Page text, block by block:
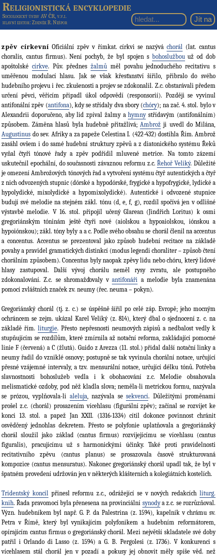
Religionistická encyklopedie
Sociologický ústav AV ČR, v.v.i.
hlavní editor: Zdeněk R. Nešpor
zpěv církevní Oficiální zpěv v římkat. církvi se nazýváchorál (lat. cantus
choralis, cantus firmus). Není pochyb, že byl spojen s bohoslužbouuž od dob
apoštolské církve. Pův. přednesžalmů měl povahu jednoduchého recitativu s
uměřenou modulací hlasu. Jak se však křesťanství šířilo, přibralo do svého
hudebního projevu i řec. zkušenosti a projev se zdokonalil. Z.c. obstarávali předem
určení pěvci, věřícím připadl úkol odpovědí (responsorií). Později se vyvinul
antifonální zpěv (antifona), kdy se střídaly dva sbory (chóry); na zač. 4. stol. bylo v
Alexandrii doporučeno, aby lid zpíval žalmy ahymnystřídavým (antifonálním)
způsobem. Záměna hlasů byla hudebně přitažlivá;Ambrož ji uvedl do Milána,
Augustinus do sev. Afriky a za papeže Celestina I. (422-432) dostihla Řím. Ambrož
zasáhl ovšem i do samé hudební struktury zpěvů a z diatonického systému Řeků
vyňal čtyři tónové řady a zpěv podřídil mluvené metrice. Na tomto zázemí
uskutečnil epochální, do současnosti závaznou reformu z.c.Řehoř Veliký. Důležité
je omezení Ambrožových tónových řad a vytvoření systému čtyř autentických a čtyř
z nich odvozených stupnic (dórské a hypodórské, frygické a hypofrygické, lydické a
hypolydické, mixolydické a hypomixolydické). Autentické i odvozené stupnice
budují své melodie na stejném zákl. tónu (d, e, f, g), rozdíl spočívá jen v odlišné
výstavbě melodie. V 16. stol. připojil učený Glarean (Jindřich Loritus) k osmi
gregoriánským tóninám ještě čtyři nové (aiolskou a hypoaiolskou, iónskou a
hypoiónskou); zákl. tóny byly a a c. Podle svého obsahu se chorál členil na accentus
a concentus. Accentus se prezentoval jako způsob hudební recitace na základě
povahy a pravidel gramatických distinkcí (modus legendi choraliter – způsob čtení
chorálním způsobem). Concentus byly naopak zpěvy lidu nebo chóru, který lidové
hlasy zastupoval. Další vývoj chorálu neměl rysy zvratu, ale postupného
zdokonalování. Z.c. se shromažďovaly vantifonáři a melodie byla znamenána
pomocí zvláštních značek zv. neumy (řec. neuma – pokyn).
Gregoriánský chorál (tj. z. c.) se úspěšně šířil po celé záp. Evropě; jeho mocným
ochráncem se zejm. ukázal Karel Veliký (z. 814), který dbal o sjednocení z. c. na
základě řím. liturgie. Přesto nepřesnosti neumových zápisů a nedbalost vedly k
stupňujícím se rozdílům, které zmírnila až notační reforma, zakládající pomocné
linie F (červená) a C (žlutá). Guido z Arezza (11. stol.) přidal další notační linky a
neumy řadil do vzniklé osnovy; postupně se tak vyvinula chorální notace, určující
přesné vzájemné intervaly, a tzv. mensurální notace, určující délku tónů. Potřeba
slavnostnosti bohoslužeb vedla i k obohacování z.c. Melodie obsahovala
melismatické ozdoby, pod něž kladla slova; neměla-li metrickou formu, nazývala
se prózou, vyplňovala-li aleluja, nazývala se sekvencí. Důležitými proměnami
prošel z.c. (chorál) prosazením vícehlasu (figurální zpěv); začínal se rozvíjet ke
konci 13. stol. a papež Jan XXII. (1316-1334) cítil dokonce povinnost chránit
osvědčený jednohlas dekretem. Přesto se polyfonie uplatňovala a gregoriánský
chorál sloužil jako základ (cantus firmus) rozvíjejícímu se vícehlasu (cantus
figuralis), pracujícímu už s harmonickými účinky. Také proti pravidelnosti
recitativního zpěvu (cantus planus) se prosazovala časově strukturovaná
kompozice (cantus mensuratus). Nakonec gregoriánský chorál upadl tak, že byl v
špatném provedení udržován jen v některých klášterních a kolegiátních kostelích.
Tridentský koncilpřinesl reformu z.c., odrážející se v nových redakcíchliturg.
knih. Řada pravomocí byla přenesena na provinciální synodya z.c. se rozrůzňoval.
Význ. hudebníkem byl např. G. P. da Palestrina (z. 1594), kapelník v chrámu sv.
Petra v Římě, který byl vynikajícím polyfonikem a hudebním reformátorem,
opírajícím cantus firmus o gregoriánský chorál. Mezi největší skladatele své doby
patřil i Orlando di Lasso (z. 1594) a G. B. Pergolesi (z. 1736). V konkurenci s
vícehlasem stál chorál jen v pozadí a pokusy jej obnovit měly spíše věd. než